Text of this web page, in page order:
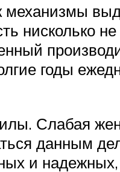
механизмы
нисколько
годы
Слабая
данным
и